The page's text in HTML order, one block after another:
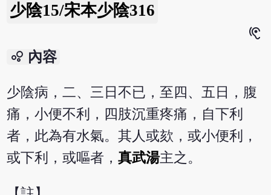
少陰15/宋本少陰316
hearing
bubble_chart 內容
少陰病，二、三日不已，至四、五日，腹
痛，小便不利，四肢沉重疼痛，自下利
者，此為有水氣。其人或欬，或小便利，
或下利，或嘔者，真武湯主之。